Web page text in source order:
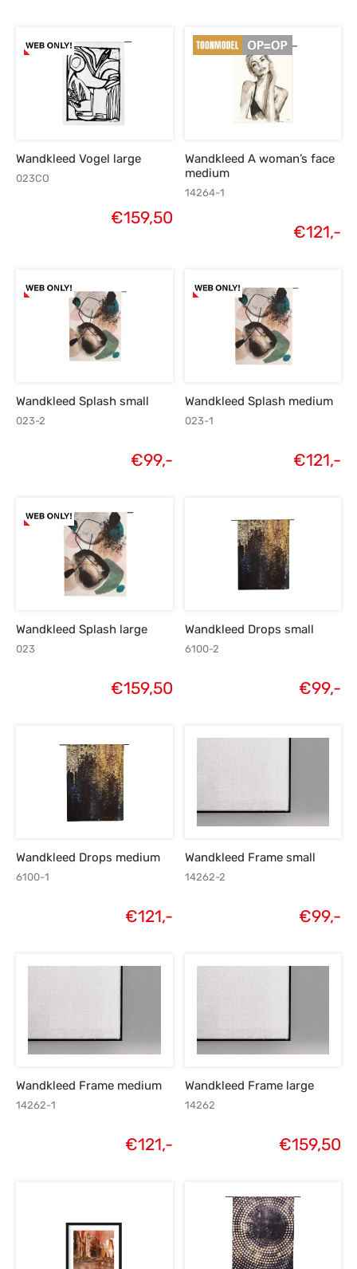
Wandkleed Vogel large
023CO
€159,50
Wandkleed A woman’s face
medium
14264-1
€121,-
Wandkleed Splash small
023-2
€99,-
Wandkleed Splash medium
023-1
€121,-
Wandkleed Splash large
023
€159,50
Wandkleed Drops small
6100-2
€99,-
Wandkleed Drops medium
6100-1
€121,-
Wandkleed Frame small
14262-2
€99,-
Wandkleed Frame medium
14262-1
€121,-
Wandkleed Frame large
14262
€159,50